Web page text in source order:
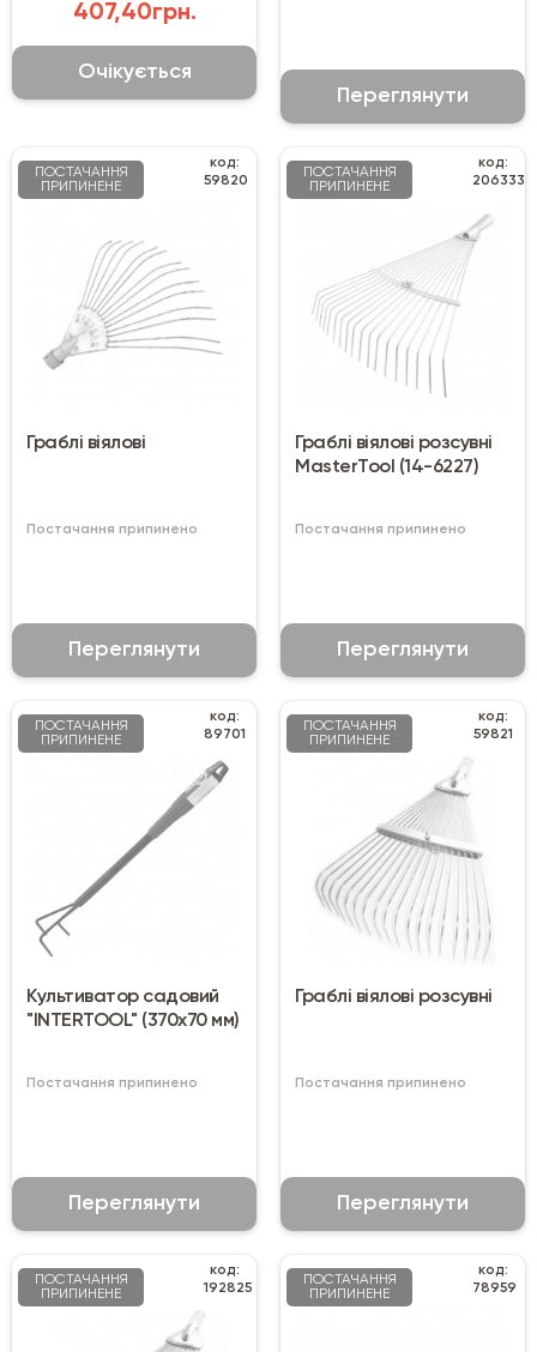
407,40грн.
Очікується
Переглянути
ПОСТАЧАННЯ
ПРИПИНЕНЕ
код:
59820
Граблі віялові
Постачання припинено
Переглянути
ПОСТАЧАННЯ
ПРИПИНЕНЕ
код:
206333
Граблі віялові розсувні
MasterTool (14-6227)
Постачання припинено
Переглянути
ПОСТАЧАННЯ
ПРИПИНЕНЕ
код:
89701
Культиватор садовий
"INTERTOOL" (370х70 мм)
Постачання припинено
Переглянути
ПОСТАЧАННЯ
ПРИПИНЕНЕ
код:
59821
Граблі віялові розсувні
Постачання припинено
Переглянути
ПОСТАЧАННЯ
ПРИПИНЕНЕ
код:
192825
ПОСТАЧАННЯ
ПРИПИНЕНЕ
код:
78959